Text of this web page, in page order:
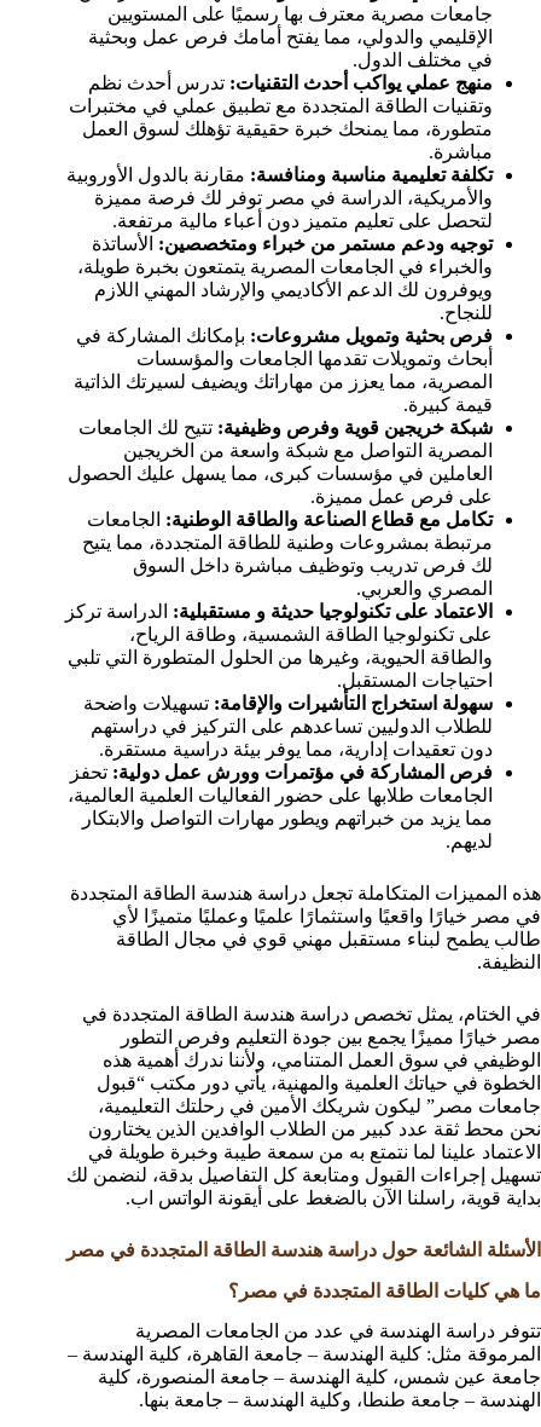
جامعات مصرية معترف بها رسميًا على المستويين
الإقليمي والدولي، مما يفتح أمامك فرص عمل وبحثية
في مختلف الدول.
منهج عملي يواكب أحدث التقنيات: تدرس أحدث نظم
وتقنيات الطاقة المتجددة مع تطبيق عملي في مختبرات
متطورة، مما يمنحك خبرة حقيقية تؤهلك لسوق العمل
مباشرة.
تكلفة تعليمية مناسبة ومنافسة: مقارنة بالدول الأوروبية
والأمريكية، الدراسة في مصر توفر لك فرصة مميزة
لتحصل على تعليم متميز دون أعباء مالية مرتفعة.
توجيه ودعم مستمر من خبراء ومتخصصين: الأساتذة
والخبراء في الجامعات المصرية يتمتعون بخبرة طويلة،
ويوفرون لك الدعم الأكاديمي والإرشاد المهني اللازم
للنجاح.
فرص بحثية وتمويل مشروعات: بإمكانك المشاركة في
أبحاث وتمويلات تقدمها الجامعات والمؤسسات
المصرية، مما يعزز من مهاراتك ويضيف لسيرتك الذاتية
قيمة كبيرة.
شبكة خريجين قوية وفرص وظيفية: تتيح لك الجامعات
المصرية التواصل مع شبكة واسعة من الخريجين
العاملين في مؤسسات كبرى، مما يسهل عليك الحصول
على فرص عمل مميزة.
تكامل مع قطاع الصناعة والطاقة الوطنية: الجامعات
مرتبطة بمشروعات وطنية للطاقة المتجددة، مما يتيح
لك فرص تدريب وتوظيف مباشرة داخل السوق
المصري والعربي.
الاعتماد على تكنولوجيا حديثة و مستقبلية: الدراسة تركز
على تكنولوجيا الطاقة الشمسية، وطاقة الرياح،
والطاقة الحيوية، وغيرها من الحلول المتطورة التي تلبي
احتياجات المستقبل.
سهولة استخراج التأشيرات والإقامة: تسهيلات واضحة
للطلاب الدوليين تساعدهم على التركيز في دراستهم
دون تعقيدات إدارية، مما يوفر بيئة دراسية مستقرة.
فرص المشاركة في مؤتمرات وورش عمل دولية: تحفز
الجامعات طلابها على حضور الفعاليات العلمية العالمية،
مما يزيد من خبراتهم ويطور مهارات التواصل والابتكار
لديهم.
هذه المميزات المتكاملة تجعل دراسة هندسة الطاقة المتجددة
في مصر خيارًا واقعيًا واستثمارًا علميًا وعمليًا متميزًا لأي
طالب يطمح لبناء مستقبل مهني قوي في مجال الطاقة
النظيفة.
في الختام، يمثل تخصص دراسة هندسة الطاقة المتجددة في
مصر خيارًا مميزًا يجمع بين جودة التعليم وفرص التطور
الوظيفي في سوق العمل المتنامي، ولأننا ندرك أهمية هذه
الخطوة في حياتك العلمية والمهنية، يأتي دور مكتب “قبول
جامعات مصر” ليكون شريكك الأمين في رحلتك التعليمية،
نحن محط ثقة عدد كبير من الطلاب الوافدين الذين يختارون
الاعتماد علينا لما نتمتع به من سمعة طيبة وخبرة طويلة في
تسهيل إجراءات القبول ومتابعة كل التفاصيل بدقة، لنضمن لك
بداية قوية، راسلنا الآن بالضغط على أيقونة الواتس اب.
الأسئلة الشائعة حول دراسة هندسة الطاقة المتجددة في مصر
ما هي كليات الطاقة المتجددة في مصر؟
تتوفر دراسة الهندسة في عدد من الجامعات المصرية
المرموقة مثل: كلية الهندسة – جامعة القاهرة، كلية الهندسة –
جامعة عين شمس، كلية الهندسة – جامعة المنصورة، كلية
الهندسة – جامعة طنطا، وكلية الهندسة – جامعة بنها.